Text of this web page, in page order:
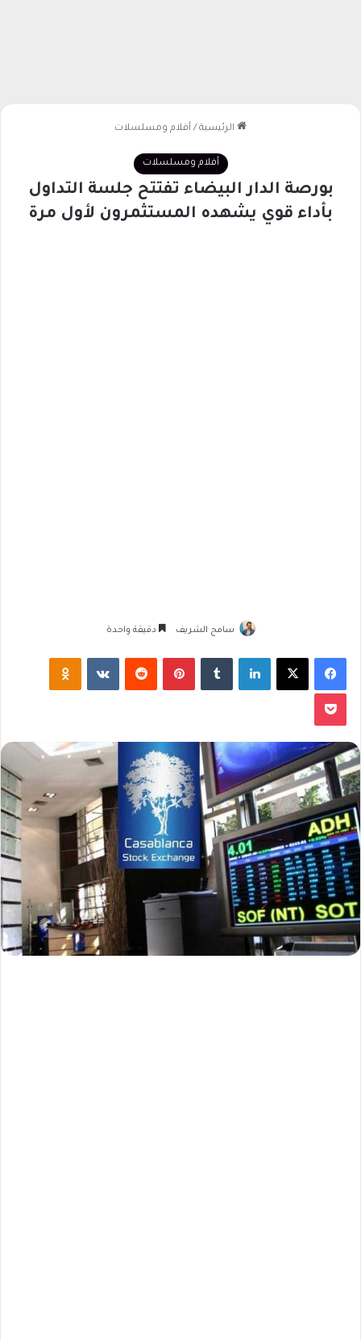
الرئيسية / أفلام ومسلسلات
أفلام ومسلسلات
بورصة الدار البيضاء تفتتح جلسة التداول
بأداء قوي يشهده المستثمرون لأول مرة
سامح الشريف دقيقة واحدة
فيسبوك لينكدإن بينتيريست